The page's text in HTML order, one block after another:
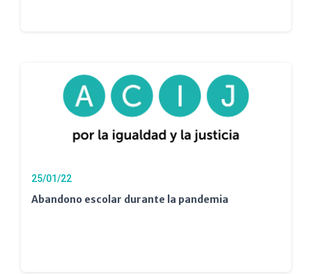
25/01/22
Abandono escolar durante la pandemia